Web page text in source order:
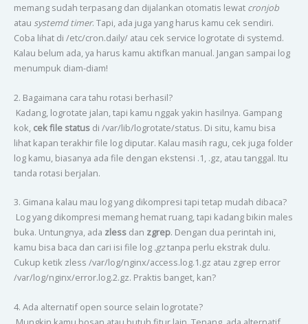
memang sudah terpasang dan dijalankan otomatis lewat cronjob
atau systemd timer. Tapi, ada juga yang harus kamu cek sendiri.
Coba lihat di /etc/cron.daily/ atau cek service logrotate di systemd.
Kalau belum ada, ya harus kamu aktifkan manual. Jangan sampai log
menumpuk diam-diam!
2. Bagaimana cara tahu rotasi berhasil?
Kadang, logrotate jalan, tapi kamu nggak yakin hasilnya. Gampang
kok, cek file statusdi /var/lib/logrotate/status. Di situ, kamu bisa
lihat kapan terakhir file log diputar. Kalau masih ragu, cek juga folder
log kamu, biasanya ada file dengan ekstensi .1, .gz, atau tanggal. Itu
tanda rotasi berjalan.
3. Gimana kalau mau log yang dikompresi tapi tetap mudah dibaca?
Log yang dikompresi memang hemat ruang, tapi kadang bikin males
buka. Untungnya, ada zlessdan zgrep. Dengan dua perintah ini,
kamu bisa baca dan cari isi file log .gztanpa perlu ekstrak dulu.
Cukup ketik zless /var/log/nginx/access.log.1.gz atau zgrep error
/var/log/nginx/error.log.2.gz. Praktis banget, kan?
4. Ada alternatif open source selain logrotate?